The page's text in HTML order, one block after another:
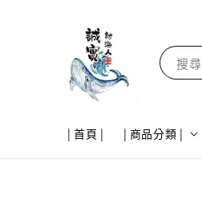
搜尋
| 首頁 | | 商品分類 |